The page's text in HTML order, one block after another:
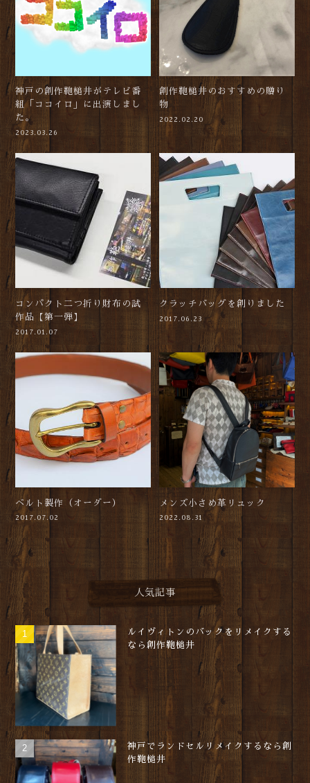
神戸の創作鞄槌井がテレビ番
組「ココイロ」に出演しまし
た。
2023.03.26
創作鞄槌井のおすすめの贈り
物
2022.02.20
コンパクト二つ折り財布の試
作品【第一弾】
2017.01.07
クラッチバッグを創りました
2017.06.23
ベルト製作（オーダー）
2017.07.02
メンズ小さめ革リュック
2022.08.31
人気記事
ルイヴィトンのバックをリメイクする
なら創作鞄槌井
神戸でランドセルリメイクするなら創
作鞄槌井